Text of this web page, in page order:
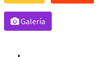
Galería